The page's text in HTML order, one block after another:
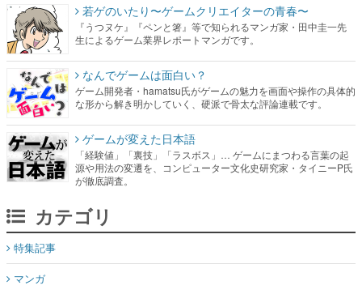
若ゲのいたり〜ゲームクリエイターの青春〜
『うつヌケ』『ペンと箸』等で知られるマンガ家・田中圭一先
生によるゲーム業界レポートマンガです。
なんでゲームは面白い？
ゲーム開発者・hamatsu氏がゲームの魅力を画面や操作の具体的
な形から解き明かしていく、硬派で骨太な評論連載です。
ゲームが変えた日本語
「経験値」「裏技」「ラスボス」… ゲームにまつわる言葉の起
源や用法の変遷を、コンピューター文化史研究家・タイニーP氏
が徹底調査。
カテゴリ
特集記事
マンガ